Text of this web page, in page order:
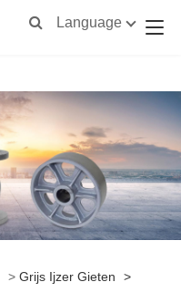
Language
> Grijs Ijzer Gieten
>